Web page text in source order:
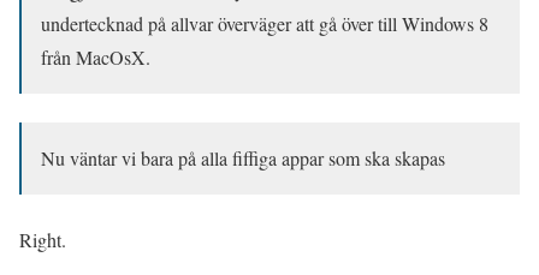
undertecknad på allvar överväger att gå över till Windows 8
från MacOsX.
Nu väntar vi bara på alla fiffiga appar som ska skapas
Right.